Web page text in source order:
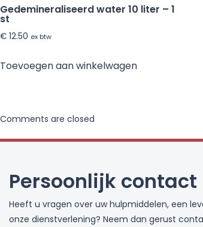
Gedemineraliseerd water 10 liter – 1
st
€ 12.50 ex btw
Toevoegen aan winkelwagen
Comments are closed
Persoonlijk contact
Heeft u vragen over uw hulpmiddelen, een
onze dienstverlening? Neem dan gerust